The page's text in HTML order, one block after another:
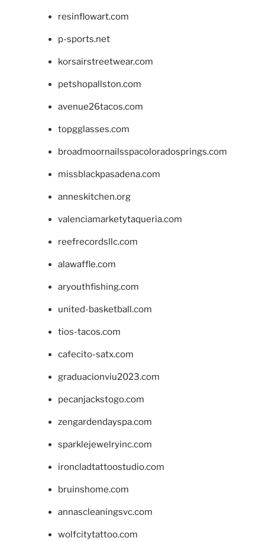
resinflowart.com
p-sports.net
korsairstreetwear.com
petshopallston.com
avenue26tacos.com
topgglasses.com
broadmoornailsspacoloradosprings.com
missblackpasadena.com
anneskitchen.org
valenciamarketytaqueria.com
reefrecordsllc.com
alawaffle.com
aryouthfishing.com
united-basketball.com
tios-tacos.com
cafecito-satx.com
graduacionviu2023.com
pecanjackstogo.com
zengardendayspa.com
sparklejewelryinc.com
ironcladtattoostudio.com
bruinshome.com
annascleaningsvc.com
wolfcitytattoo.com